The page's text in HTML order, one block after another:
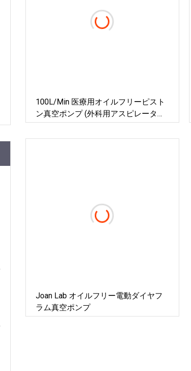
100L/min 医療用オイルフリーピスト
ン真空ポンプ (外科用アスピレーター
用)
Joan Lab オイルフリー電動ダイヤフ
ラム真空ポンプ